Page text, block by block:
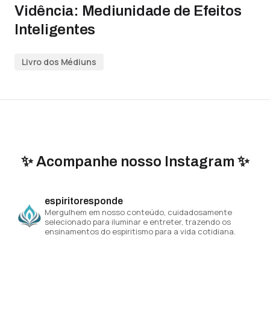
Vidência: Mediunidade de Efeitos
Inteligentes
Livro dos Médiuns
✨ Acompanhe nosso Instagram ✨
espiritoresponde
Mergulhem em nosso conteúdo, cuidadosamente
selecionado para iluminar e entreter, trazendo os
ensinamentos do espiritismo para a vida cotidiana.